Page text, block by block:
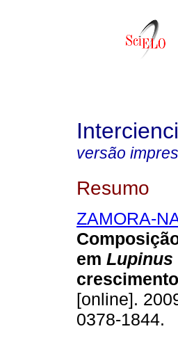
versão
Resumo
ZAMORA-
em Lupinus
[online].
0378-1844.